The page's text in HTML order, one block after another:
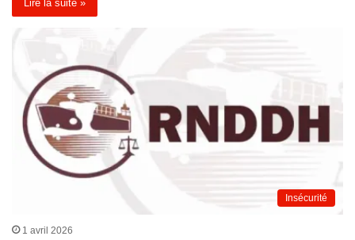
Lire la suite »
Insécurité
1 avril 2026